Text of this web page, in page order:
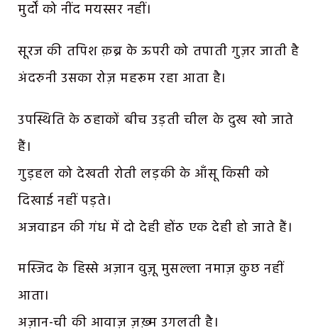
मुर्दों को नींद मयस्सर नहीं।
सूरज की तपिश क़ब्र के ऊपरी को तपाती गुज़र जाती है
अंदरुनी उसका रोज़ महरूम रहा आता है।
उपस्थिति के ठहाकों बीच उड़ती चील के दुख खो जाते
हैं।
गुड़हल को देखती रोती लड़की के आँसू किसी को
दिखाई नहीं पड़ते।
अजवाइन की गंध में दो देही होंठ एक देही हो जाते हैं।
मस्जिद के हिस्से अज़ान वुज़ू मुसल्ला नमाज़ कुछ नहीं
आता।
अज़ान-ची की आवाज़ ज़ख़्म उगलती है।